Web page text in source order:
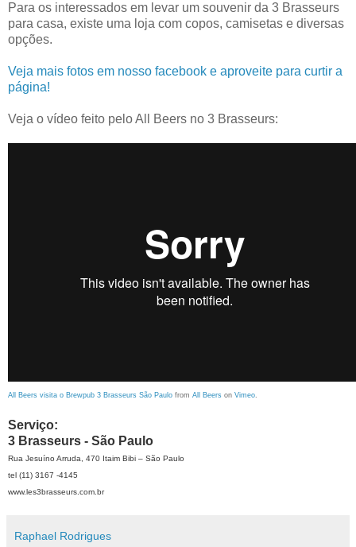
Para os interessados em levar um souvenir da 3 Brasseurs
para casa, existe uma loja com copos, camisetas e diversas
opções.
Veja mais fotos em nosso facebook e aproveite para curtir a
página!
Veja o vídeo feito pelo All Beers no 3 Brasseurs:
All Beers visita o Brewpub 3 Brasseurs São Paulo from All Beers on Vimeo.
Serviço:
3 Brasseurs - São Paulo
Rua Jesuíno Arruda, 470 Itaim Bibi – São Paulo
tel (11) 3167 -4145
www.les3brasseurs.com.br
Raphael Rodrigues